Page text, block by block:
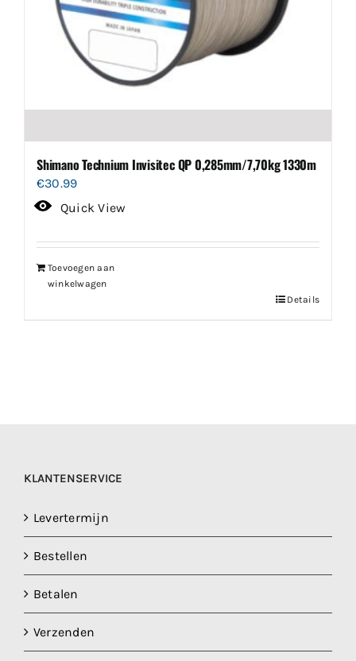
productpagina
Shimano Technium Invisitec QP 0,285mm/7,70kg 1330m
€30.99
Quick View
Toevoegen aan
winkelwagen
Details
KLANTENSERVICE
Levertermijn
Bestellen
Betalen
Verzenden